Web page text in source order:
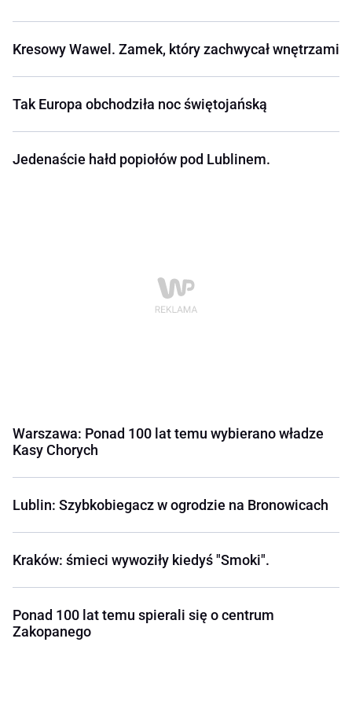
Kresowy Wawel. Zamek, który zachwycał wnętrzami
Tak Europa obchodziła noc świętojańską
Jedenaście hałd popiołów pod Lublinem.
Warszawa: Ponad 100 lat temu wybierano władze
Kasy Chorych
Lublin: Szybkobiegacz w ogrodzie na Bronowicach
Kraków: śmieci wywoziły kiedyś "Smoki".
Ponad 100 lat temu spierali się o centrum
Zakopanego